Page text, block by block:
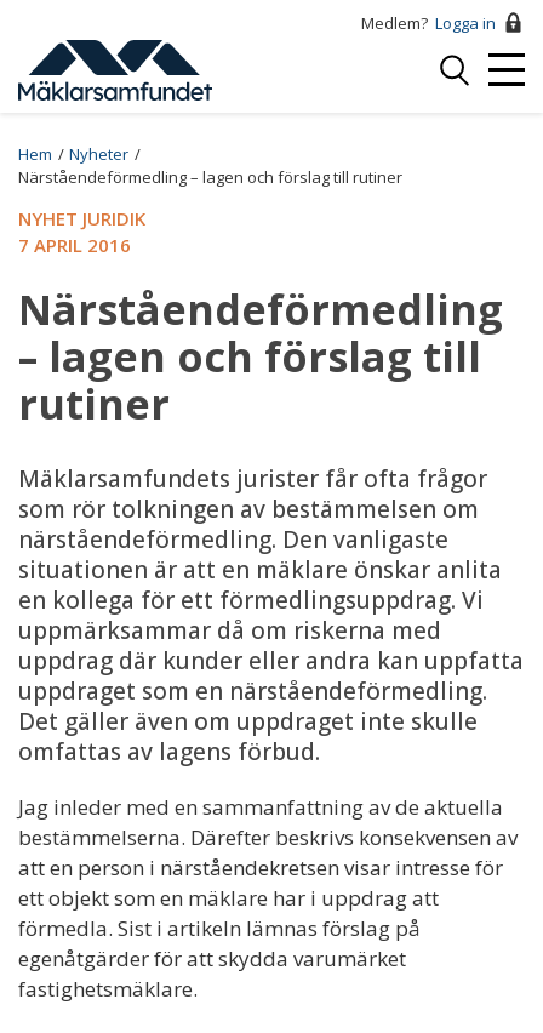
huvudinnehåll
Medlem? Logga in
Logga
Breadcrumb
Hem
Nyheter
Närståendeförmedling – lagen och förslag till rutiner
NYHET JURIDIK
7 APRIL 2016
Närståendeförmedling
– lagen och förslag till
rutiner
Mäklarsamfundets jurister får ofta frågor
som rör tolkningen av bestämmelsen om
närståendeförmedling. Den vanligaste
situationen är att en mäklare önskar anlita
en kollega för ett förmedlingsuppdrag. Vi
uppmärksammar då om riskerna med
uppdrag där kunder eller andra kan uppfatta
uppdraget som en närståendeförmedling.
Det gäller även om uppdraget inte skulle
omfattas av lagens förbud.
Jag inleder med en sammanfattning av de aktuella
bestämmelserna. Därefter beskrivs konsekvensen av
att en person i närståendekretsen visar intresse för
ett objekt som en mäklare har i uppdrag att
förmedla. Sist i artikeln lämnas förslag på
egenåtgärder för att skydda varumärket
fastighetsmäklare.